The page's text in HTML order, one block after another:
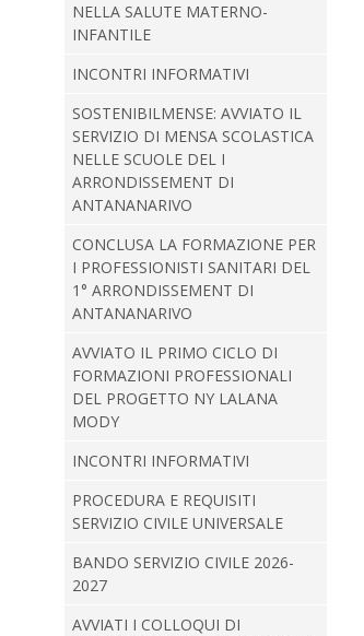
NELLA SALUTE MATERNO-
INFANTILE
INCONTRI INFORMATIVI
SOSTENIBILMENSE: AVVIATO IL
SERVIZIO DI MENSA SCOLASTICA
NELLE SCUOLE DEL I
ARRONDISSEMENT DI
ANTANANARIVO
CONCLUSA LA FORMAZIONE PER
I PROFESSIONISTI SANITARI DEL
1° ARRONDISSEMENT DI
ANTANANARIVO
AVVIATO IL PRIMO CICLO DI
FORMAZIONI PROFESSIONALI
DEL PROGETTO NY LALANA
MODY
INCONTRI INFORMATIVI
PROCEDURA E REQUISITI
SERVIZIO CIVILE UNIVERSALE
BANDO SERVIZIO CIVILE 2026-
2027
AVVIATI I COLLOQUI DI